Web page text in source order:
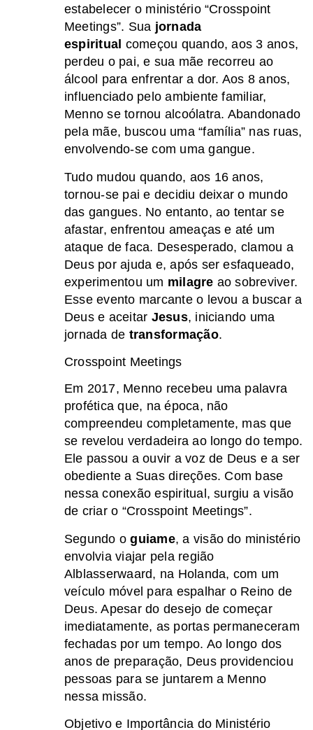
estabelecer o ministério “Crosspoint
Meetings”. Sua jornada
espiritual começou quando, aos 3 anos,
perdeu o pai, e sua mãe recorreu ao
álcool para enfrentar a dor. Aos 8 anos,
influenciado pelo ambiente familiar,
Menno se tornou alcoólatra. Abandonado
pela mãe, buscou uma “família” nas ruas,
envolvendo-se com uma gangue.
Tudo mudou quando, aos 16 anos,
tornou-se pai e decidiu deixar o mundo
das gangues. No entanto, ao tentar se
afastar, enfrentou ameaças e até um
ataque de faca. Desesperado, clamou a
Deus por ajuda e, após ser esfaqueado,
experimentou um milagre ao sobreviver.
Esse evento marcante o levou a buscar a
Deus e aceitar Jesus, iniciando uma
jornada de transformação.
Crosspoint Meetings
Em 2017, Menno recebeu uma palavra
profética que, na época, não
compreendeu completamente, mas que
se revelou verdadeira ao longo do tempo.
Ele passou a ouvir a voz de Deus e a ser
obediente a Suas direções. Com base
nessa conexão espiritual, surgiu a visão
de criar o “Crosspoint Meetings”.
Segundo oguiame, a visão do ministério
envolvia viajar pela região
Alblasserwaard, na Holanda, com um
veículo móvel para espalhar o Reino de
Deus. Apesar do desejo de começar
imediatamente, as portas permaneceram
fechadas por um tempo. Ao longo dos
anos de preparação, Deus providenciou
pessoas para se juntarem a Menno
nessa missão.
Objetivo e Importância do Ministério